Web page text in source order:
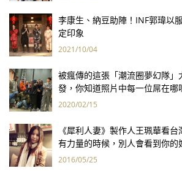
李康生、納豆助陣！INF郭瑋以
定印象
2021/10/04
被瘋傳的這張「潮流圈夢幻隊」
發，你知道照片中每一位屌在哪
2020/02/15
《犀利人妻》製作人王珮華看
有力量的時候，別人會看到你的
2016/05/25